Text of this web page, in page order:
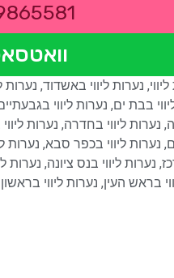
, נערות ליווי באשדוד, נערות
בבת ים, נערות ליווי
, נערות ליווי בחדרה, נערות
, נערות ליווי בכפר סבא, נערות
, נערות ליווי בנס ציונה, נערות
בראש העין, נערות ליווי בראשון